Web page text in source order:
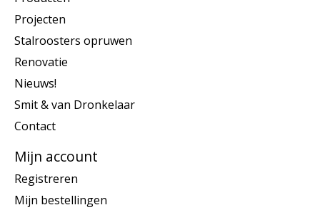
Projecten
Stalroosters opruwen
Renovatie
Nieuws!
Smit & van Dronkelaar
Contact
Mijn account
Registreren
Mijn bestellingen